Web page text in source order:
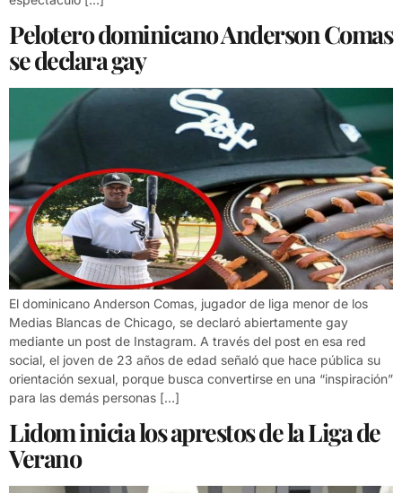
Pelotero dominicano Anderson Comas
se declara gay
El dominicano Anderson Comas, jugador de liga menor de los
Medias Blancas de Chicago, se declaró abiertamente gay
mediante un post de Instagram. A través del post en esa red
social, el joven de 23 años de edad señaló que hace pública su
orientación sexual, porque busca convertirse en una “inspiración”
para las demás personas […]
Lidom inicia los aprestos de la Liga de
Verano